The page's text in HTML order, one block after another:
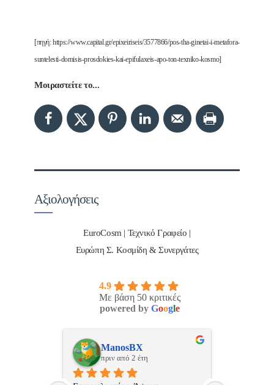
[πηγή: https://www.capital.gr/epixeiriseis/3577866/pos-tha-ginetai-i-metafora-
suntelesti-domisis-prosdokies-kai-epifulaxeis-apo-ton-texniko-kosmo]
Μοιραστείτε το...
Αξιολογήσεις
EuroCosm | Τεχνικό Γραφείο |
Ευρώπη Σ. Κοσμίδη & Συνεργάτες
4.9
Με βάση 50 κριτικές
powered by Google
ManosBX
πριν από 2 έτη